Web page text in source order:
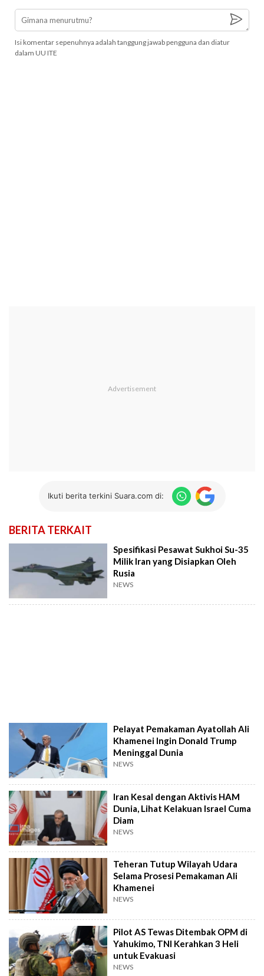
Isi komentar sepenuhnya adalah tanggung jawab pengguna dan diatur
dalam UU ITE
Ikuti berita terkini Suara.com di:
BERITA TERKAIT
Spesifikasi Pesawat Sukhoi Su-35
Milik Iran yang Disiapkan Oleh
Rusia
NEWS
Pelayat Pemakaman Ayatollah Ali
Khamenei Ingin Donald Trump
Meninggal Dunia
NEWS
Iran Kesal dengan Aktivis HAM
Dunia, Lihat Kelakuan Israel Cuma
Diam
NEWS
Teheran Tutup Wilayah Udara
Selama Prosesi Pemakaman Ali
Khamenei
NEWS
Pilot AS Tewas Ditembak OPM di
Yahukimo, TNI Kerahkan 3 Heli
untuk Evakuasi
NEWS